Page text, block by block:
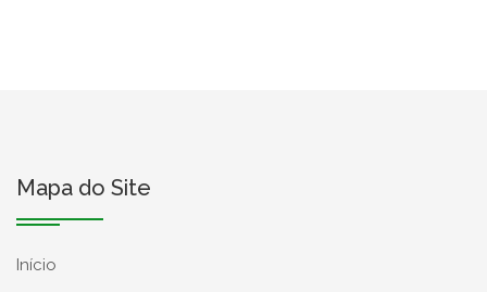
Mapa do Site
Início